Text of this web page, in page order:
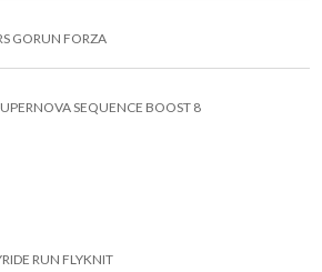
GORUN FORZA
SEQUENCE BOOST 8
RUN FLYKNIT